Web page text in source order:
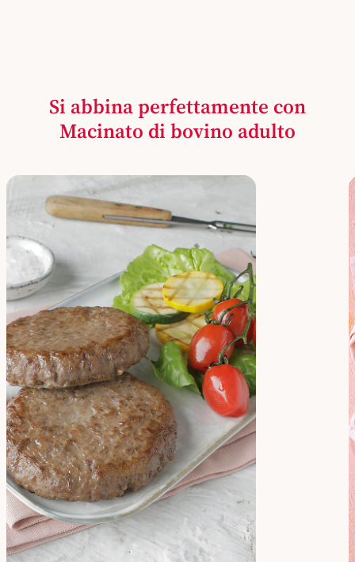
Si abbina perfettamente con
Macinato di bovino adulto